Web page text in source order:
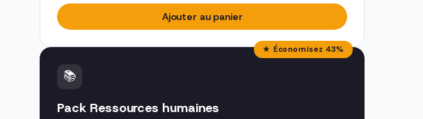
Ajouter au panier
★ Économisez 43%
📚
Pack Ressources humaines